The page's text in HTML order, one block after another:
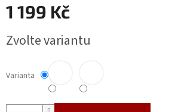
1 199 Kč
cena:
Zvolte variantu
Varianta